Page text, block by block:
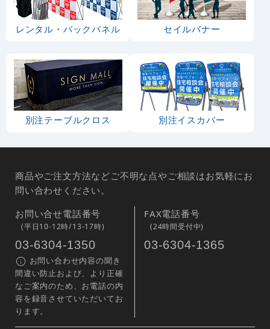
レンタル・バックパネル セイルバナー
別注テーブルクロス 別注イスカバー
商品やご注文方法などご不明な点やご相談はお気軽にお
問い合わせください。
お問い合せ電話番号
(平日10-12時/13-17時)
03-6304-1350
お問い合わせ内容の聞き
間違い防止および、より正確
なご案内のため、お電話の内
容を録音させていただいてお
ります。
FAX電話番号
(24時間受付中)
03-6304-1365